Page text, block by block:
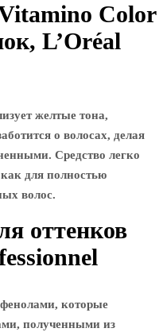
Color
L’Oréal
желтые тона,
о волосах, делая
Средство легко
для полностью
волос.
оттенков
которые
полученными из